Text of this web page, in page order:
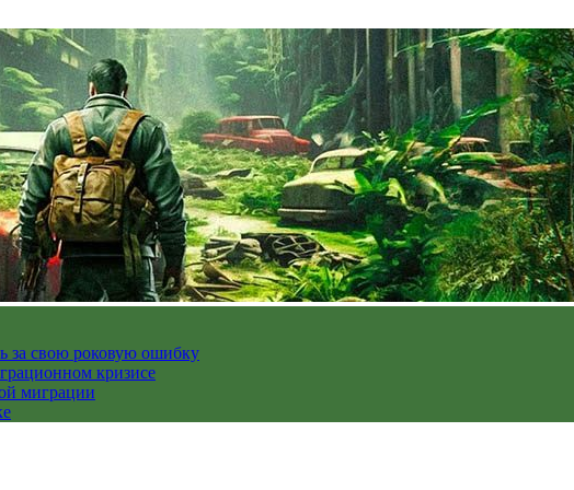
за свою роковую ошибку
кризисе
миграции